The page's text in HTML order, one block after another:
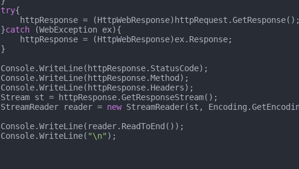
try{
        }
catch (WebException ex){
        StreamReader reader =
new StreamReader(st,
        Console.WriteLine(
"\n" );